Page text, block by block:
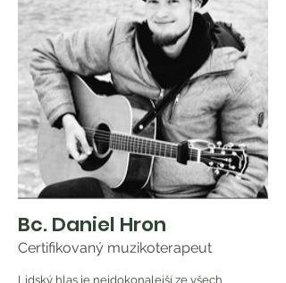
Bc. Daniel Hron
Certifikovaný muzikoterapeut
Lidský hlas je nejdokonalejší ze všech